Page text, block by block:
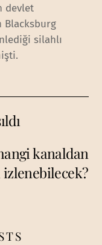
devlet
Blacksburg
silahlı
kanaldan
izlenebilecek?